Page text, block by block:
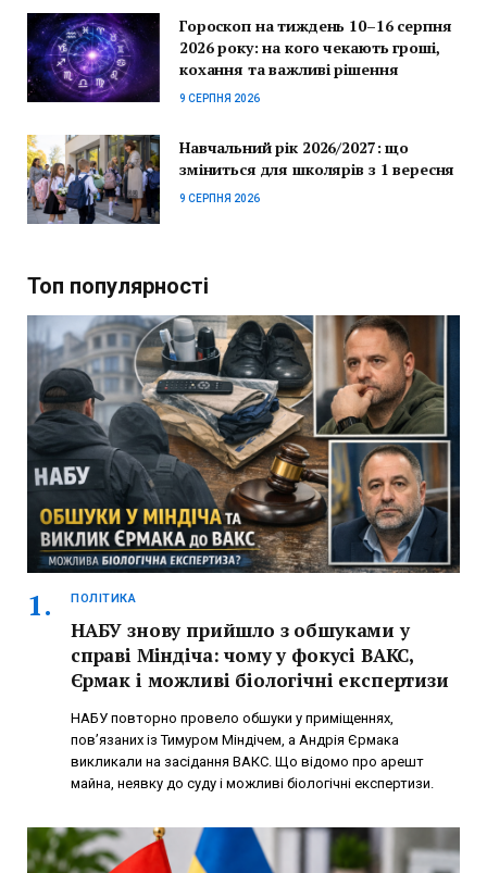
Гороскоп на тиждень 10–16 серпня
2026 року: на кого чекають гроші,
кохання та важливі рішення
9 СЕРПНЯ 2026
Навчальний рік 2026/2027: що
зміниться для школярів з 1 вересня
9 СЕРПНЯ 2026
Топ популярності
ПОЛІТИКА
НАБУ знову прийшло з обшуками у
справі Міндіча: чому у фокусі ВАКС,
Єрмак і можливі біологічні експертизи
НАБУ повторно провело обшуки у приміщеннях,
пов’язаних із Тимуром Міндічем, а Андрія Єрмака
викликали на засідання ВАКС. Що відомо про арешт
майна, неявку до суду і можливі біологічні експертизи.